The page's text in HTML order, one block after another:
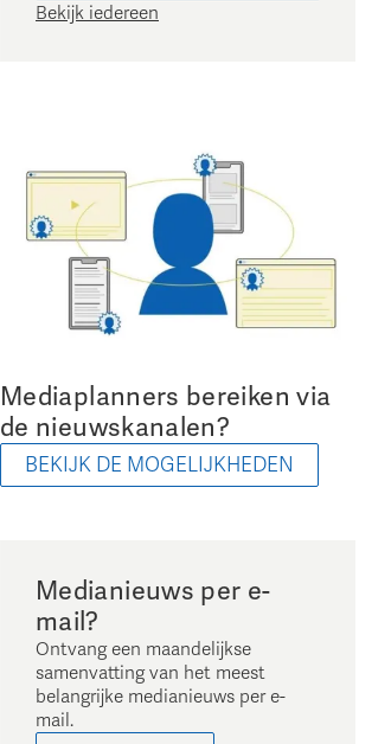
Bekijk iedereen
Mediaplanners bereiken via
de nieuwskanalen?
BEKIJK DE MOGELIJKHEDEN
Medianieuws per e-
mail?
Ontvang een maandelijkse
samenvatting van het meest
belangrijke medianieuws per e-
mail.